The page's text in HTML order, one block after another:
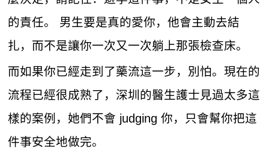
的責任。 男生要是真的愛你，他會主動去結
扎，而不是讓你一次又一次躺上那張檢查床。
而如果你已經走到了藥流這一步，別怕。現在的
流程已經很成熟了，深圳的醫生護士見過太多這
樣的案例，她們不會 judging 你，只會幫你把這
件事安全地做完。